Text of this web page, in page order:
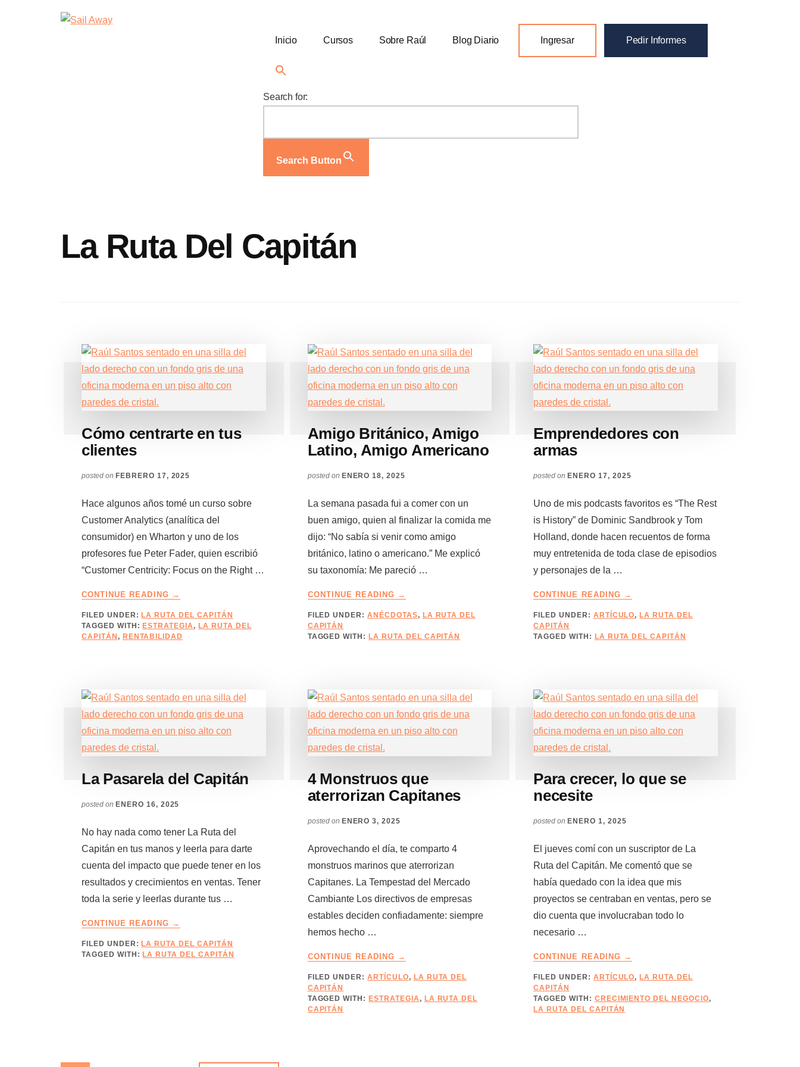
Additional
Sail
Academia
Inicio Cursos Sobre Raúl Blog Diario Ingresar Pedir Informes
Search for:
Search Button
La Ruta Del Capitán
Cómo centrarte en tus
clientes
posted on FEBRERO 17, 2025
Hace algunos años tomé un curso sobre
Customer Analytics (analítica del
consumidor) en Wharton y uno de los
profesores fue Peter Fader, quien escribió
“Customer Centricity: Focus on the Right …
CONTINUE READING
CENTRARTE
EN
→
FILED UNDER: LA RUTA DEL CAPITÁN
TAGGED WITH: ESTRATEGIA, LA RUTA DEL
CAPITÁN , RENTABILIDAD
Amigo Británico, Amigo
Latino, Amigo Americano
posted on ENERO 18, 2025
La semana pasada fui a comer con un
buen amigo, quien al finalizar la comida me
dijo: “No sabía si venir como amigo
británico, latino o americano.” Me explicó
su taxonomía: Me pareció …
CONTINUE READING
BRITÁNICO,
→
FILED UNDER:ANÉCDOTAS, LA RUTA DEL
CAPITÁN
TAGGED WITH: LA RUTA DEL CAPITÁN
Emprendedores con
armas
posted on ENERO 17, 2025
Uno de mis podcasts favoritos es “The Rest
is History” de Dominic Sandbrook y Tom
Holland, donde hacen recuentos de forma
muy entretenida de toda clase de episodios
y personajes de la …
CONTINUE READING
CON
→
FILED UNDER: ARTÍCULO, LA RUTA DEL
CAPITÁN
TAGGED WITH: LA RUTA DEL CAPITÁN
La Pasarela del Capitán
posted on ENERO 16, 2025
No hay nada como tener La Ruta del
Capitán en tus manos y leerla para darte
cuenta del impacto que puede tener en los
resultados y crecimientos en ventas. Tener
toda la serie y leerlas durante tus …
CONTINUE READING
PASARELA
DEL
→
FILED UNDER: LA RUTA DEL CAPITÁN
TAGGED WITH: LA RUTA DEL CAPITÁN
4 Monstruos que
aterrorizan Capitanes
posted on ENERO 3, 2025
Aprovechando el día, te comparto 4
monstruos marinos que aterrorizan
Capitanes. La Tempestad del Mercado
Cambiante Los directivos de empresas
estables deciden confiadamente: siempre
hemos hecho …
CONTINUE READING
MONSTRUOS
→
FILED UNDER:ARTÍCULO, LA RUTA DEL
CAPITÁN
TAGGED WITH: ESTRATEGIA, LA RUTA DEL
CAPITÁN
Para crecer, lo que se
necesite
posted on ENERO 1, 2025
El jueves comí con un suscriptor de La
Ruta del Capitán. Me comentó que se
había quedado con la idea que mis
proyectos se centraban en ventas, pero se
dio cuenta que involucraban todo lo
necesario …
CONTINUE READING
CRECER,
QUE
→
FILED UNDER: ARTÍCULO, LA RUTA DEL
CAPITÁN
TAGGED WITH: CRECIMIENTO DEL NEGOCIO,
LA RUTA DEL CAPITÁN